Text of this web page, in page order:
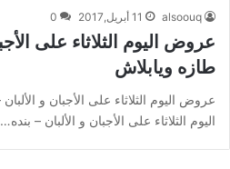
alsoouq 11 أبريل,2017 0
عروض اليوم الثلاثاء على
طازه ويابلاش
عروض اليوم الثلاثاء على الأجبان و
اليوم الثلاثاء على الأجبان و الألبان – بنده…